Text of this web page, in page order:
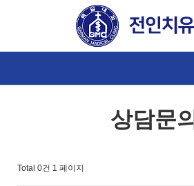
상담문의
Total 0건 1 페이지